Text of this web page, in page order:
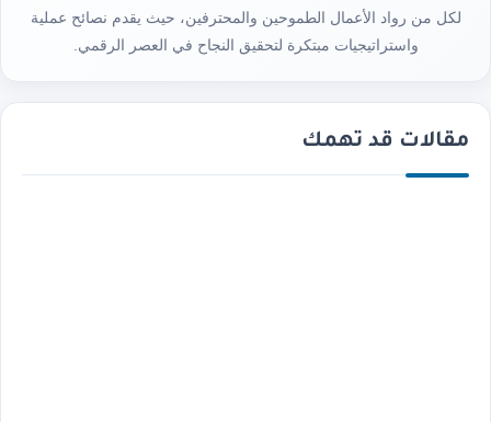
لكل من رواد الأعمال الطموحين والمحترفين، حيث يقدم نصائح عملية
واستراتيجيات مبتكرة لتحقيق النجاح في العصر الرقمي.
مقالات قد تهمك